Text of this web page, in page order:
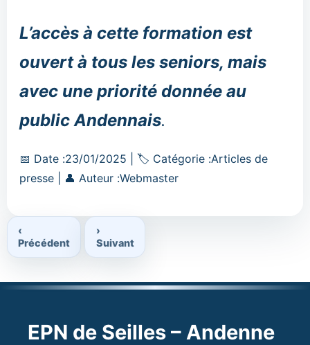
L’accès à cette formation est
ouvert à tous les seniors, mais
avec une priorité donnée au
public Andennais.
📅 Date :Date
:
23/01/2025 🏷 Catégorie :Catégorie
Articles de
presse
👤 Auteur :Auteur
Webmaster
‹
Précédent
›
Suivant
EPN de Seilles – Andenne